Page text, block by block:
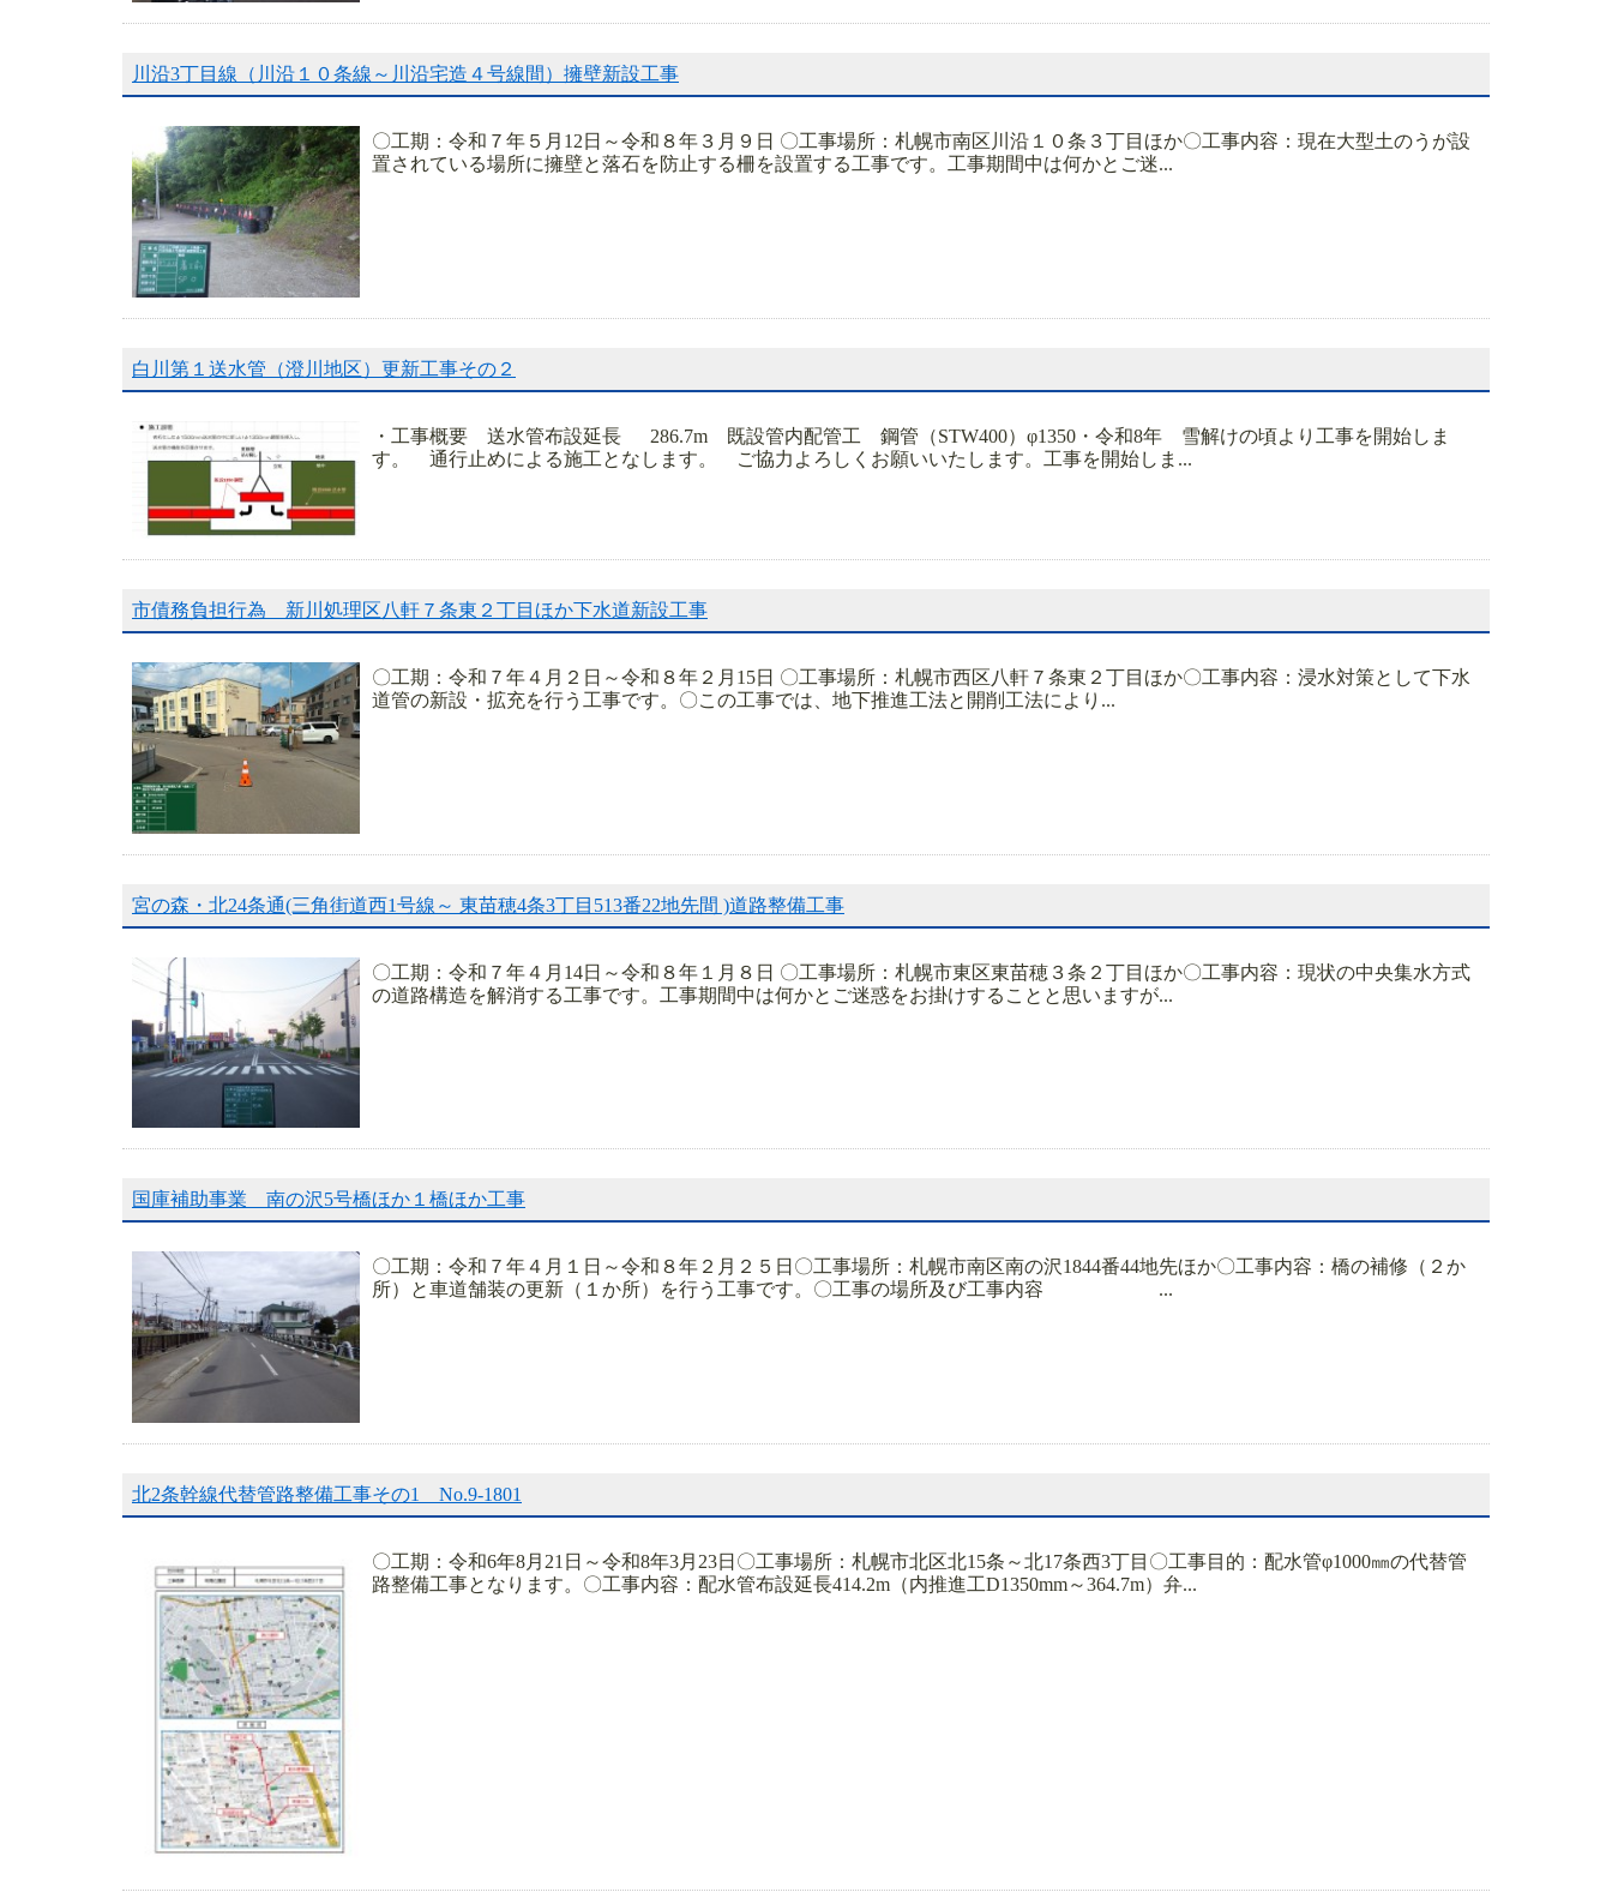
川沿3丁目線（川沿１０条線～川沿宅造４号線間）擁壁新設工事
〇工期：令和７年５月12日～令和８年３月９日 〇工事場所：札幌市南区川沿１０条３丁目ほか〇工事内容：現在大型土のうが設
置されている場所に擁壁と落石を防止する柵を設置する工事です。工事期間中は何かとご迷...
白川第１送水管（澄川地区）更新工事その２
・工事概要 送水管布設延長 286.7m 既設管内配管工 鋼管（STW400）φ1350・令和8年 雪解けの頃より工事を開始しま
す。 通行止めによる施工となします。 ご協力よろしくお願いいたします。工事を開始しま...
市債務負担行為 新川処理区八軒７条東２丁目ほか下水道新設工事
〇工期：令和７年４月２日～令和８年２月15日 〇工事場所：札幌市西区八軒７条東２丁目ほか〇工事内容：浸水対策として下水
道管の新設・拡充を行う工事です。〇この工事では、地下推進工法と開削工法により...
宮の森・北24条通(三角街道西1号線～ 東苗穂4条3丁目513番22地先間 )道路整備工事
〇工期：令和７年４月14日～令和８年１月８日 〇工事場所：札幌市東区東苗穂３条２丁目ほか〇工事内容：現状の中央集水方式
の道路構造を解消する工事です。工事期間中は何かとご迷惑をお掛けすることと思いますが...
国庫補助事業 南の沢5号橋ほか１橋ほか工事
〇工期：令和７年４月１日～令和８年２月２５日〇工事場所：札幌市南区南の沢1844番44地先ほか〇工事内容：橋の補修（２か
所）と車道舗装の更新（１か所）を行う工事です。〇工事の場所及び工事内容 ...
北2条幹線代替管路整備工事その1 No.9-1801
〇工期：令和6年8月21日～令和8年3月23日〇工事場所：札幌市北区北15条～北17条西3丁目〇工事目的：配水管φ1000㎜の代替管
路整備工事となります。〇工事内容：配水管布設延長414.2m（内推進工D1350mm～364.7m）弁...